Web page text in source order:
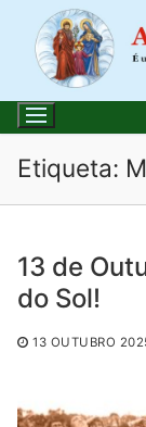
para
conteúdo
por:
Blog
Etiqueta:
13 de
do Sol!
13 OUTUBRO